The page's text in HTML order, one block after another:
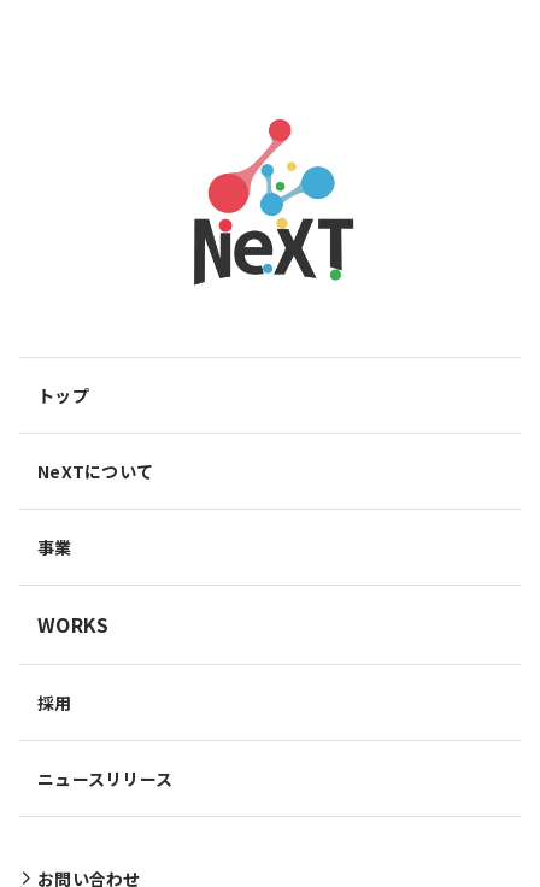
トップ
NeXTについて
事業
WORKS
採用
ニュースリリース
お問い合わせ